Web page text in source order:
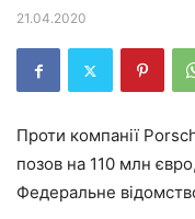
21.04.2020
Проти компанії
позов на 110 млн
Федеральне